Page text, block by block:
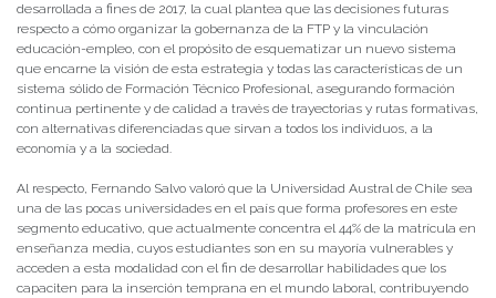
desarrollada a fines de 2017, la cual plantea que las decisiones futuras
respecto a cómo organizar la gobernanza de la FTP y la vinculación
educación-empleo, con el propósito de esquematizar un nuevo sistema
que encarne la visión de esta estrategia y todas las características de un
sistema sólido de Formación Técnico Profesional, asegurando formación
continua pertinente y de calidad a través de trayectorias y rutas formativas,
con alternativas diferenciadas que sirvan a todos los individuos, a la
economía y a la sociedad.
Al respecto, Fernando Salvo valoró que la Universidad Austral de Chile sea
una de las pocas universidades en el país que forma profesores en este
segmento educativo, que actualmente concentra el 44% de la matrícula en
enseñanza media, cuyos estudiantes son en su mayoría vulnerables y
acceden a esta modalidad con el fin de desarrollar habilidades que los
capaciten para la inserción temprana en el mundo laboral, contribuyendo